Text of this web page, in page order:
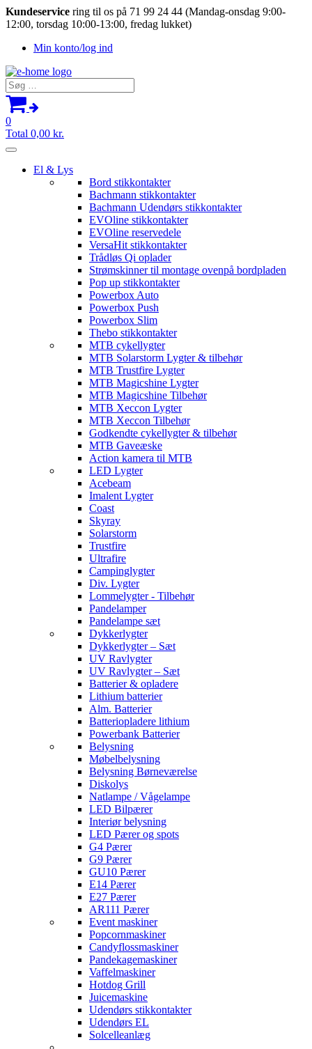
Kundeservice ring til os på 71 99 24 44 (Mandag-onsdag 9:00-
12:00, torsdag 10:00-13:00, fredag lukket)
Min konto/log ind
Søg
efter:
0
Total 0,00 kr.
El & Lys
Bord stikkontakter
Bachmann stikkontakter
Bachmann Udendørs stikkontakter
EVOline stikkontakter
EVOline reservedele
VersaHit stikkontakter
Trådløs Qi oplader
Strømskinner til montage ovenpå bordpladen
Pop up stikkontakter
Powerbox Auto
Powerbox Push
Powerbox Slim
Thebo stikkontakter
MTB cykellygter
MTB Solarstorm Lygter & tilbehør
MTB Trustfire Lygter
MTB Magicshine Lygter
MTB Magicshine Tilbehør
MTB Xeccon Lygter
MTB Xeccon Tilbehør
Godkendte cykellygter & tilbehør
MTB Gaveæske
Action kamera til MTB
LED Lygter
Acebeam
Imalent Lygter
Coast
Skyray
Solarstorm
Trustfire
Ultrafire
Campinglygter
Div. Lygter
Lommelygter - Tilbehør
Pandelamper
Pandelampe sæt
Dykkerlygter
Dykkerlygter – Sæt
UV Ravlygter
UV Ravlygter – Sæt
Batterier & opladere
Lithium batterier
Alm. Batterier
Batteriopladere lithium
Powerbank Batterier
Belysning
Møbelbelysning
Belysning Børneværelse
Diskolys
Natlampe / Vågelampe
LED Bilpærer
Interiør belysning
LED Pærer og spots
G4 Pærer
G9 Pærer
GU10 Pærer
E14 Pærer
E27 Pærer
AR111 Pærer
Event maskiner
Popcornmaskiner
Candyflossmaskiner
Pandekagemaskiner
Vaffelmaskiner
Hotdog Grill
Juicemaskine
Udendørs stikkontakter
Udendørs EL
Solcelleanlæg